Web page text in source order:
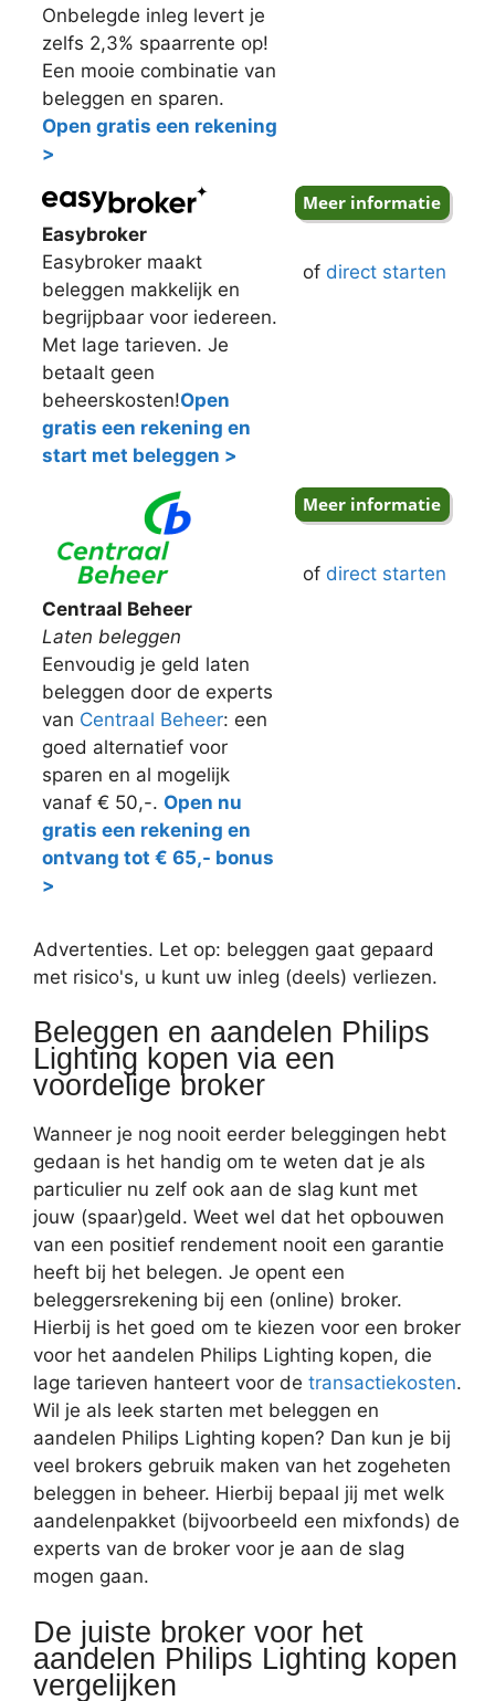
Onbelegde inleg levert je
zelfs 2,3% spaarrente op!
Een mooie combinatie van
beleggen en sparen.
Open gratis een rekening
>
Easybroker
Easybroker maakt
beleggen makkelijk en
begrijpbaar voor iedereen.
Met lage tarieven. Je
betaalt geen
beheerskosten!Open
gratis een rekening en
start met beleggen >
of direct starten
Centraal Beheer
Laten beleggen
Eenvoudig je geld laten
beleggen door de experts
van Centraal Beheer: een
goed alternatief voor
sparen en al mogelijk
vanaf € 50,-. Open nu
gratis een rekening en
ontvang tot € 65,- bonus
>
of direct starten
Advertenties. Let op: beleggen gaat gepaard
met risico's, u kunt uw inleg (deels) verliezen.
Beleggen en aandelen Philips
Lighting kopen via een
voordelige broker
Wanneer je nog nooit eerder beleggingen hebt
gedaan is het handig om te weten dat je als
particulier nu zelf ook aan de slag kunt met
jouw (spaar)geld. Weet wel dat het opbouwen
van een positief rendement nooit een garantie
heeft bij het belegen. Je opent een
beleggersrekening bij een (online) broker.
Hierbij is het goed om te kiezen voor een broker
voor het aandelen Philips Lighting kopen, die
lage tarieven hanteert voor de transactiekosten.
Wil je als leek starten met beleggen en
aandelen Philips Lighting kopen? Dan kun je bij
veel brokers gebruik maken van het zogeheten
beleggen in beheer. Hierbij bepaal jij met welk
aandelenpakket (bijvoorbeeld een mixfonds) de
experts van de broker voor je aan de slag
mogen gaan.
De juiste broker voor het
aandelen Philips Lighting kopen
vergelijken